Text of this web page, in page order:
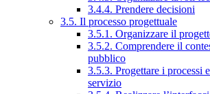
3.4.4. Prendere decisioni
3.5. Il processo progettuale
3.5.1. Organizzare il
3.5.2. Comprendere il
pubblico
3.5.3. Progettare i processi
servizio